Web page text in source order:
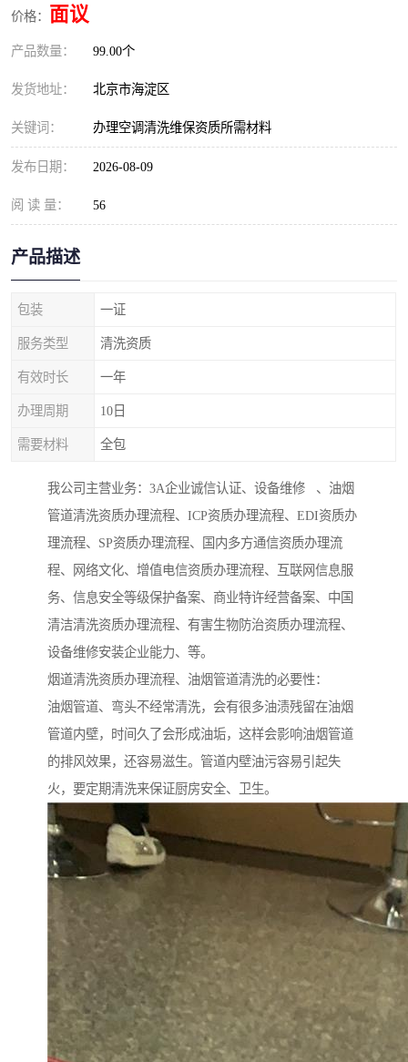
价格： 面议
产品数量： 99.00个
发货地址： 北京市海淀区
关键词： 办理空调清洗维保资质所需材料
发布日期： 2026-08-09
阅 读 量： 56
产品描述
包装 一证
服务类型 清洗资质
有效时长 一年
办理周期 10日
需要材料 全包
我公司主营业务：3A企业诚信认证、设备维修 、油烟
管道清洗资质办理流程、ICP资质办理流程、EDI资质办
理流程、SP资质办理流程、国内多方通信资质办理流
程、网络文化、增值电信资质办理流程、互联网信息服
务、信息安全等级保护备案、商业特许经营备案、中国
清洁清洗资质办理流程、有害生物防治资质办理流程、
设备维修安装企业能力、等。
烟道清洗资质办理流程、油烟管道清洗的必要性：
油烟管道、弯头不经常清洗，会有很多油渍残留在油烟
管道内壁，时间久了会形成油垢，这样会影响油烟管道
的排风效果，还容易滋生。管道内壁油污容易引起失
火，要定期清洗来保证厨房安全、卫生。